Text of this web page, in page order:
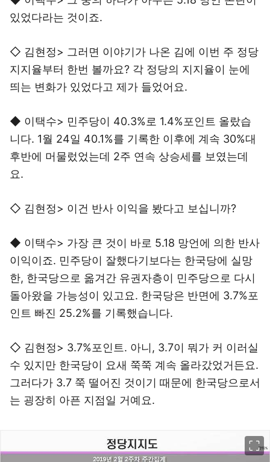
있었다라는 것이죠.
◇ 김현정> 그러면 이야기가 나온 김에 이번 주 정당
지지율부터 한번 볼까요? 각 정당의 지지율이 눈에
띄는 변화가 있었다고 제가 들었어요.
◆ 이택수> 민주당이 40.3%로 1.4%포인트 올랐습
니다. 1월 24일 40.1%를 기록한 이후에 계속 30%대
후반에 머물렀었는데 2주 연속 상승세를 보였는데
요.
◇ 김현정> 이건 반사 이익을 봤다고 보십니까?
◆ 이택수> 가장 큰 것이 바로 5.18 망언에 의한 반사
이익이죠. 민주당이 잘했다기보다는 한국당에 실망
한, 한국당으로 옮겨간 유권자층이 민주당으로 다시
돌아왔을 가능성이 있고요. 한국당은 반면에 3.7%포
인트 빠진 25.2%를 기록했습니다.
◇ 김현정> 3.7%포인트. 아니, 3.7이 뭐가 커 이러실
수 있지만 한국당이 요새 쭉쭉 계속 올라갔었거든요.
그러다가 3.7 쭉 떨어진 것이기 때문에 한국당으로서
는 굉장히 아픈 지점일 거예요.